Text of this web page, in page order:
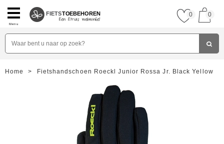
Menu
FIETSTOEBEHOREN 0 0
Home > Fietshandschoen Roeckl Junior Rossa Jr. Black Yellow